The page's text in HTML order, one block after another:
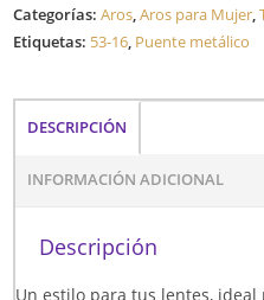
Categorías:Aros,Aros para Mujer,
Etiquetas: 53-16, Puente metálico
DESCRIPCIÓN
INFORMACIÓN ADICIONAL
Descripción
Un estilo para tus lentes,